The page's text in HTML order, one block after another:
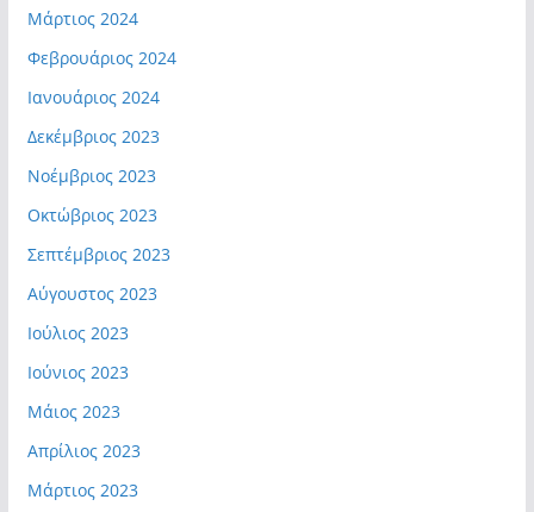
Μάρτιος 2024
Φεβρουάριος 2024
Ιανουάριος 2024
Δεκέμβριος 2023
Νοέμβριος 2023
Οκτώβριος 2023
Σεπτέμβριος 2023
Αύγουστος 2023
Ιούλιος 2023
Ιούνιος 2023
Μάιος 2023
Απρίλιος 2023
Μάρτιος 2023